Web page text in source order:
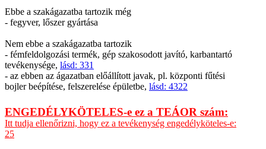
Ebbe a szakágazatba tartozik még
- fegyver, lőszer gyártása
Nem ebbe a szakágazatba tartozik
- fémfeldolgozási termék, gép szakosodott javító, karbantartó
tevékenysége, lásd: 331
- az ebben az ágazatban előállított javak, pl. központi fűtési
bojler beépítése, felszerelése épületbe, lásd: 4322
ENGEDÉLYKÖTELES-e ez a TEÁOR szám:
Itt tudja ellenőrizni, hogy ez a tevékenység engedélyköteles-e:
25